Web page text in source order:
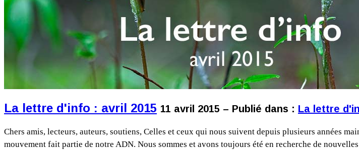
La lettre d'info : avril 2015 11 avril 2015 – Publié dans : La lettre
Chers amis, lecteurs, auteurs, soutiens, Celles et ceux qui nous suivent depuis plusieurs années
mouvement fait partie de notre ADN. Nous sommes et avons toujours été en recherche de